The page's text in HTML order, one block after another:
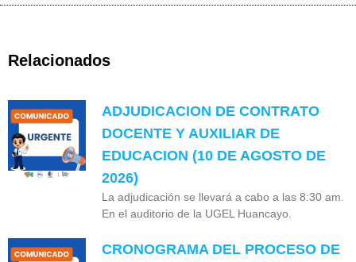
Relacionados
ADJUDICACION DE CONTRATO
DOCENTE Y AUXILIAR DE
EDUCACION (10 DE AGOSTO DE
2026)
La adjudicación se llevará a cabo a las 8:30 am.
En el auditorio de la UGEL Huancayo.
CRONOGRAMA DEL PROCESO DE